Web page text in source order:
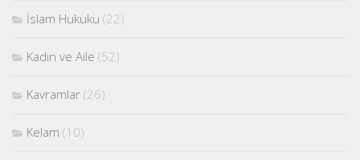
İslam Hukuku (22)
Kadın ve Aile (52)
Kavramlar (26)
Kelam (10)